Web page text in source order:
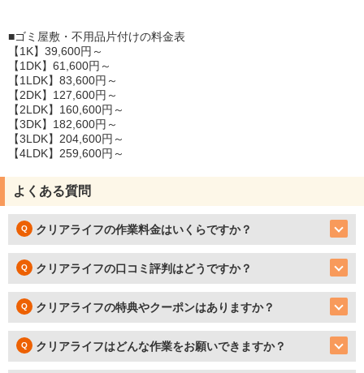
■ゴミ屋敷・不用品片付けの料金表
【1K】39,600円～
【1DK】61,600円～
【1LDK】83,600円～
【2DK】127,600円～
【2LDK】160,600円～
【3DK】182,600円～
【3LDK】204,600円～
【4LDK】259,600円～
よくある質問
クリアライフの作業料金はいくらですか？
クリアライフの口コミ評判はどうですか？
クリアライフの特典やクーポンはありますか？
クリアライフはどんな作業をお願いできますか？